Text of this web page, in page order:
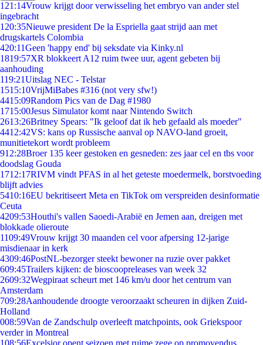
1 21:14Vrouw krijgt door verwisseling het embryo van ander stel
ingebracht
1 20:35Nieuwe president De la Espriella gaat strijd aan met
drugskartels Colombia
420:11Geen 'happy end' bij seksdate via Kinky.nl
1819:57XR blokkeert A12 ruim twee uur, agent gebeten bij
aanhouding
119:21Uitslag NEC - Telstar
1515:10VrijMiBabes #316 (not very sfw!)
4415:09Random Pics van de Dag #1980
1715:00Jesus Simulator komt naar Nintendo Switch
2613:26Britney Spears: "Ik geloof dat ik heb gefaald als moeder"
4412:42VS: kans op Russische aanval op NAVO-land groeit,
munitietekort wordt probleem
912:28Broer 135 keer gestoken en gesneden: zes jaar cel en tbs voor
doodslag Gouda
1712:17RIVM vindt PFAS in al het geteste moedermelk, borstvoeding
blijft advies
5410:16EU bekritiseert Meta en TikTok om verspreiden desinformatie
Ceuta
4209:53Houthi's vallen Saoedi-Arabië en Jemen aan, dreigen met
blokkade olieroute
1109:49Vrouw krijgt 30 maanden cel voor afpersing 12-jarige
misdienaar in kerk
4309:46PostNL-bezorger steekt bewoner na ruzie over pakket
609:45Trailers kijken: de bioscoopreleases van week 32
2609:32Wegpiraat scheurt met 146 km/u door het centrum van
Amsterdam
709:28Aanhoudende droogte veroorzaakt scheuren in dijken Zuid-
Holland
008:59Van de Zandschulp overleeft matchpoints, ook Griekspoor
verder in Montreal
108:56Excelsior opent seizoen met ruime zege op promovendus